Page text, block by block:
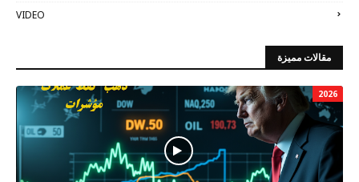
VIDEO
مقالات مميزة
2026